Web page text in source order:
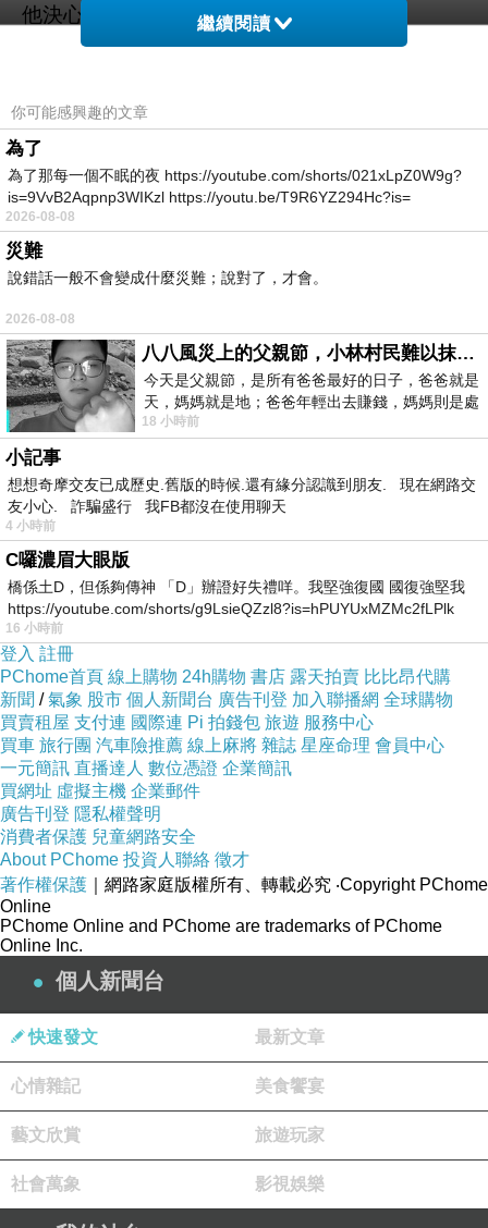
他決心要上前去告白
害羞的千代只能說出
並沒能好好表示想跟他交往的決心
準備再戰時
野崎遞給他一張簽名
千代不明所以
被野崎帶回家去
莫名其妙地進行塗黑工作四小時
才發現到似乎有些不妙？
實際看了之後
再次感嘆動漫的美好
我的年代哈日跟現在哈韓一樣
果然還是日本動漫
比較符合我的口味
登場角色
野崎梅太郎
當我和小玉在討論時
我突然頓了一下
問他 野崎叫什麼名字啊？
他回答 梅太郎啊
繼續閱讀
你可能感興趣的文章
為了
為了那每一個不眠的夜 https://youtube.com/shorts/021xLpZ0W9g?
is=9VvB2Aqpnp3WIKzl https://youtu.be/T9R6YZ294Hc?is=
2026-08-08
災難
說錯話一般不會變成什麼災難；說對了，才會。
2026-08-08
八八風災上的父親節，小林村民難以抹滅的痛
今天是父親節，是所有爸爸最好的日子，爸爸就是
天，媽媽就是地；爸爸年輕出去賺錢，媽媽則是處
理家務，職業不分高低貴賤，只有人品才
18 小時前
小記事
想想奇摩交友已成歷史.舊版的時候.還有緣分認識到朋友. 現在網路交
友小心. 詐騙盛行 我FB都沒在使用聊天
4 小時前
C囉濃眉大眼版
橋係土D，但係夠傳神 「D」辦證好失禮咩。我堅強復國 國復強堅我
https://youtube.com/shorts/g9LsieQZzl8?is=hPUYUxMZMc2fLPlk
16 小時前
登入 註冊
PChome首頁 線上購物 24h購物 書店 露天拍賣 比比昂代購
新聞 /氣象 股市 個人新聞台 廣告刊登 加入聯播網 全球購物
買賣租屋 支付連 國際連 Pi 拍錢包 旅遊 服務中心
買車 旅行團 汽車險推薦 線上麻將 雜誌 星座命理 會員中心
一元簡訊 直播達人 數位憑證 企業簡訊
買網址 虛擬主機 企業郵件
廣告刊登 隱私權聲明
消費者保護 兒童網路安全
About PChome 投資人聯絡 徵才
著作權保護 ｜網路家庭版權所有、轉載必究 ‧Copyright PChome
Online
PChome Online and PChome are trademarks of PChome
Online Inc.
個人新聞台
快速發文 最新文章
心情雜記 美食饗宴
藝文欣賞 旅遊玩家
社會萬象 影視娛樂